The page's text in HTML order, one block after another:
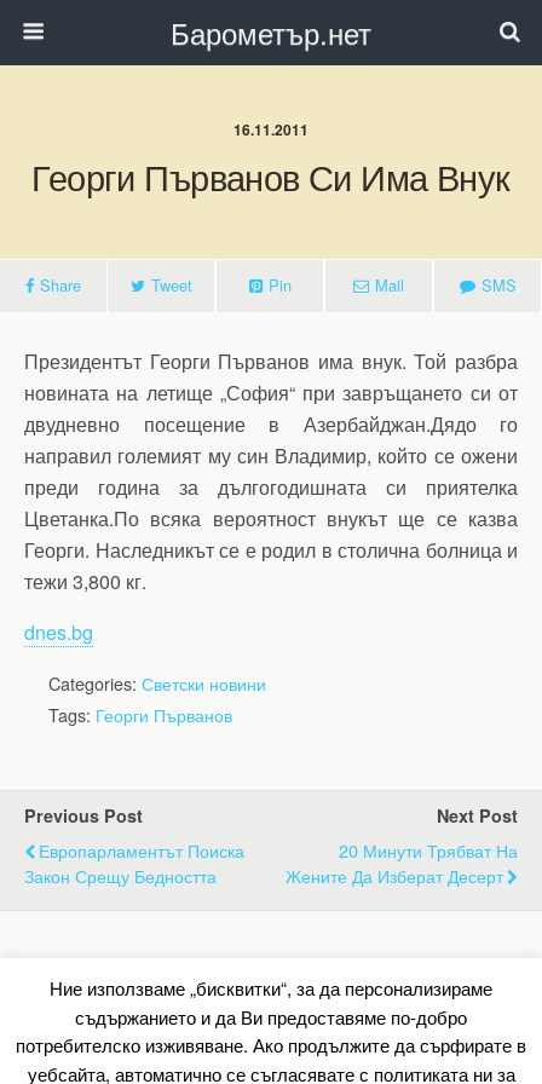
Барометър.нет
16.11.2011
Георги Първанов Си Има Внук
Share Tweet Pin Mail SMS
Президентът Георги Първанов има внук. Той разбра
новината на летище „София“ при завръщането си от
двудневно посещение в Азербайджан.Дядо го
направил големият му син Владимир, който се ожени
преди година за дългогодишната си приятелка
Цветанка.По всяка вероятност внукът ще се казва
Георги. Наследникът се е родил в столична болница и
тежи 3,800 кг.
dnes.bg
Categories: Светски новини
Tags: Георги Първанов
Previous Post
Европарламентът Поиска
Закон Срещу Бедността
Next Post
20 Минути Трябват На
Жените Да Изберат Десерт
Back to top
Mobile Desktop
Ние използваме „бисквитки“, за да персонализираме
съдържанието и да Ви предоставяме по-добро
потребителско изживяване. Ако продължите да сърфирате в
уебсайта, автоматично се съгласявате с политиката ни за